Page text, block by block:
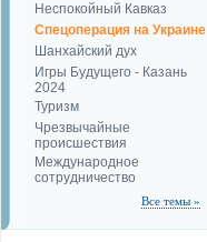
Неспокойный Кавказ
Спецоперация на Украине
Шанхайский дух
Игры Будущего - Казань
2024
Туризм
Чрезвычайные
происшествия
Международное
сотрудничество
Все темы »